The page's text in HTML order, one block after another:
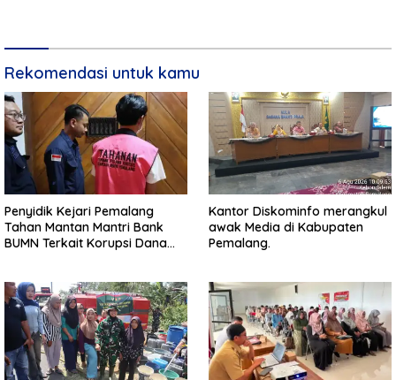
Rekomendasi untuk kamu
Penyidik Kejari Pemalang
Tahan Mantan Mantri Bank
BUMN Terkait Korupsi Dana
Kantor Diskominfo merangkul
awak Media di Kabupaten
Pemalang.